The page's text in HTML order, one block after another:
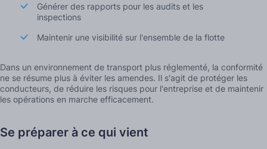
Générer des rapports pour les audits et les
inspections
Maintenir une visibilité sur l'ensemble de la flotte
Dans un environnement de transport plus réglementé, la conformité
ne se résume plus à éviter les amendes. Il s'agit de protéger les
conducteurs, de réduire les risques pour l'entreprise et de maintenir
les opérations en marche efficacement.
Se préparer à ce qui vient